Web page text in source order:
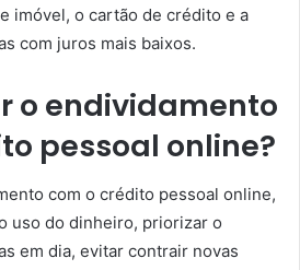
imóvel, o cartão de crédito e a
com juros mais baixos.
o endividamento
pessoal online?
com o crédito pessoal online,
uso do dinheiro, priorizar o
em dia, evitar contrair novas